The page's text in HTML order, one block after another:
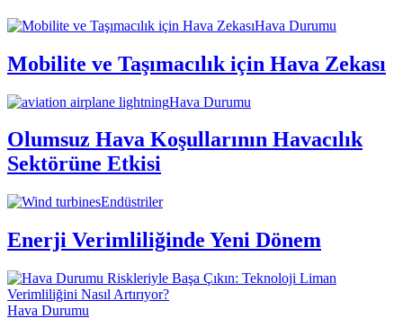
Hava Durumu
Mobilite ve Taşımacılık için Hava Zekası
Hava Durumu
Olumsuz Hava Koşullarının Havacılık
Sektörüne Etkisi
Endüstriler
Enerji Verimliliğinde Yeni Dönem
Hava Durumu